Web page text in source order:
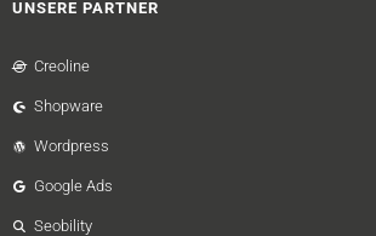
UNSERE PARTNER
Creoline
Shopware
Wordpress
Google Ads
Seobility